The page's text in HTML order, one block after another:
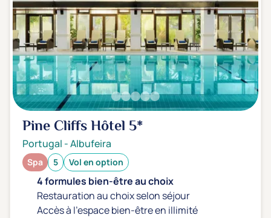
Pine Cliffs Hôtel 5*
Portugal -Albufeira
Spa 5 Vol en option
4 formules bien-être au choix
Restauration au choix selon séjour
Accès à l'espace bien-être en illimité